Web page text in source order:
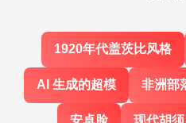
1920年代盖茨比风格
AI 生成的超模 非洲部